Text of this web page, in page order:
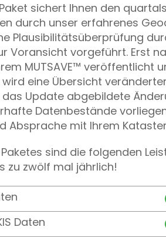
Paket sichert Ihnen den
durch unser erfahrenes
Plausibilitätsüberprüfung
Voransicht vorgeführt. Erst
MUTSAVE™ veröffentlicht
eine Übersicht
Update abgebildete
Datenbestände
Absprache mit Ihrem
sind die folgenden
zu zwölf mal jährlich!
Daten